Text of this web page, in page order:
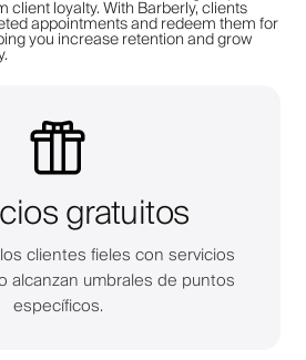
client loyalty. With Barberly, clients
appointments and redeem them for
you increase retention and grow
gratuitos
clientes fieles con servicios
alcanzan umbrales de puntos
específicos.